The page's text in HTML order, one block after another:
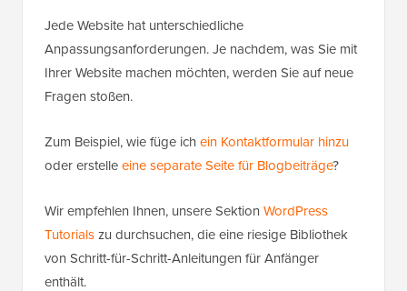
Jede Website hat unterschiedliche
Anpassungsanforderungen. Je nachdem, was Sie mit
Ihrer Website machen möchten, werden Sie auf neue
Fragen stoßen.
Zum Beispiel, wie füge ichein Kontaktformular hinzu
oder erstelleeine separate Seite für Blogbeiträge?
Wir empfehlen Ihnen, unsere Sektion WordPress
Tutorialszu durchsuchen, die eine riesige Bibliothek
von Schritt-für-Schritt-Anleitungen für Anfänger
enthält.